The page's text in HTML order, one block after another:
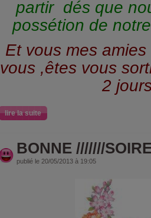
partir dés que
possétion de
Et vous mes
vous ,êtes vous
2
lire la suite
BONNE ///////
publié le 20/05/2013 à 19:05